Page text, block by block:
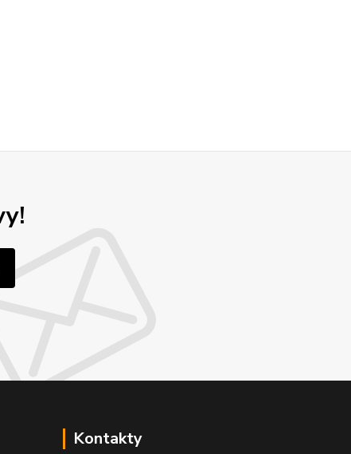
Kontakty